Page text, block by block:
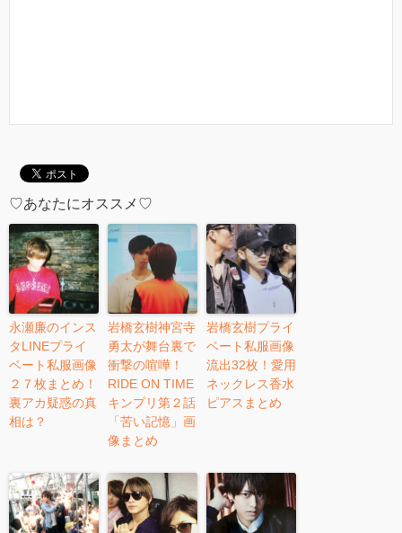
♡あなたにオススメ♡
永瀬廉のインス
タLINEプライ
ベート私服画像
２７枚まとめ！
裏アカ疑惑の真
相は？
岩橋玄樹神宮寺
勇太が舞台裏で
衝撃の喧嘩！
RIDE ON TIME
キンプリ第２話
「苦い記憶」画
像まとめ
岩橋玄樹プライ
ベート私服画像
流出32枚！愛用
ネックレス香水
ピアスまとめ